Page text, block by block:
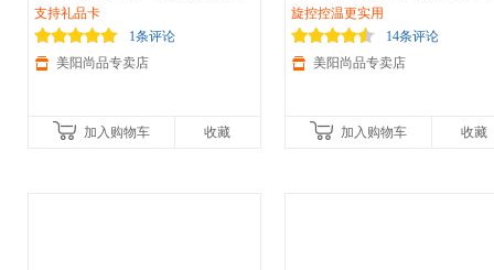
锈钢电热壶全自动煮水壶电水壶
支持礼品卡
1条评论
美阳尚品专卖店
加入购物车 收藏
品级不锈钢家用
旋控控温更实用
14条评论
美阳尚品专卖店
加入购物车 收藏